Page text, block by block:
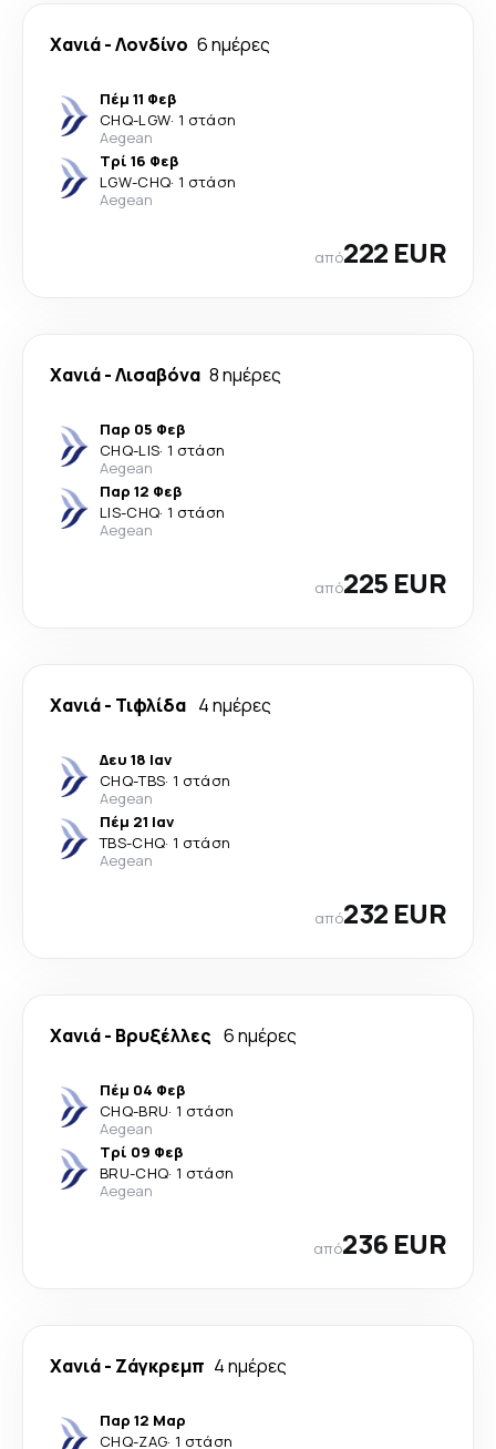
Χανιά-Λονδίνο 6 ημέρες
Πέμ 11 Φεβ
CHQ-LGW· 1 στάση
Aegean
Τρί 16 Φεβ
LGW-CHQ· 1 στάση
Aegean
από222 EUR
Χανιά-Λισαβόνα 8 ημέρες
Παρ 05 Φεβ
CHQ-LIS· 1 στάση
Aegean
Παρ 12 Φεβ
LIS-CHQ· 1 στάση
Aegean
από225 EUR
Χανιά- Τιφλίδα 4 ημέρες
Δευ 18 Ιαν
CHQ-TBS· 1 στάση
Aegean
Πέμ 21 Ιαν
TBS-CHQ· 1 στάση
Aegean
από232 EUR
Χανιά- Βρυξέλλες 6 ημέρες
Πέμ 04 Φεβ
CHQ-BRU· 1 στάση
Aegean
Τρί 09 Φεβ
BRU-CHQ· 1 στάση
Aegean
από236 EUR
Χανιά- Ζάγκρεμπ 4 ημέρες
Παρ 12 Μαρ
CHQ-ZAG· 1 στάση